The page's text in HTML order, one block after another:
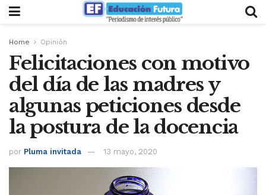
Home Opinión
Felicitaciones con motivo
del día de las madres y
algunas peticiones desde
la postura de la docencia
por Pluma invitada 13 mayo, 2020